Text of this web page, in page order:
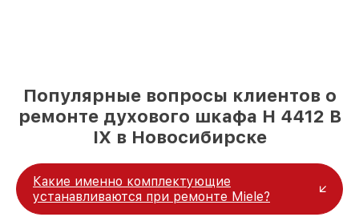
Популярные вопросы клиентов о
ремонте духового шкафа H 4412 B
IX в Новосибирске
Какие именно комплектующие
устанавливаются при ремонте Miele?